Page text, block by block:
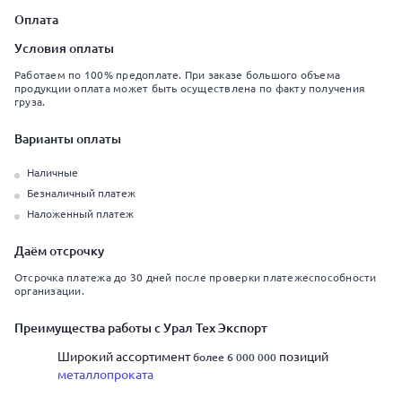
Оплата
Условия оплаты
Работаем по 100% предоплате. При заказе большого объема
продукции оплата может быть осуществлена по факту получения
груза.
Варианты оплаты
Наличные
Безналичный платеж
Наложенный платеж
Даём отсрочку
Отсрочка платежа до 30 дней после проверки платежеспособности
организации.
Преимущества работы с Урал Тех Экспорт
Широкий ассортиментболее 6 000 000 позиций
металлопроката